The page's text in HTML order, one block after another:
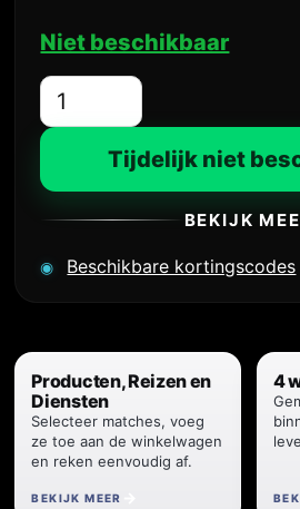
Niet beschikbaar
Aantal
Tijdelijk niet
BEKIJK
Beschikbare kortingscodes
Producten, Reizen en
Diensten
Selecteer matches, voeg
ze toe aan de winkelwagen
en reken eenvoudig af.
BEKIJK MEER
4